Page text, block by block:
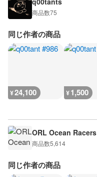
商品数75
同じ作者の商品
¥24,100 ¥1,500
ORL Ocean Racers
商品数5,614
同じ作者の商品